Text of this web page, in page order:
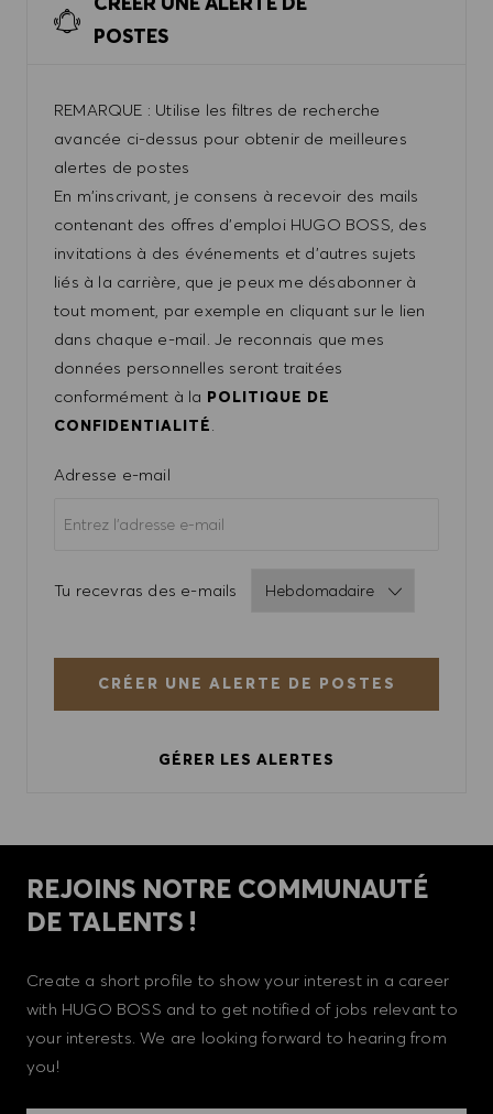
POSTES
REMARQUE : Utilise les filtres de recherche
avancée ci-dessus pour obtenir de meilleures
alertes de postes
En m'inscrivant, je consens à recevoir des mails
contenant des offres d'emploi HUGO BOSS, des
invitations à des événements et d'autres sujets
liés à la carrière, que je peux me désabonner à
tout moment, par exemple en cliquant sur le lien
dans chaque e-mail. Je reconnais que mes
données personnelles seront traitées
conformément à la POLITIQUE DE
CONFIDENTIALITÉ.
Adresse e-mailRequired
Tu recevras des e-mails Required
CRÉER UNE ALERTE DE POSTES
GÉRER LES ALERTES
REJOINS NOTRE COMMUNAUTÉ
DE TALENTS !
Create a short profile to show your interest in a career
with HUGO BOSS and to get notified of jobs relevant to
your interests. We are looking forward to hearing from
you!